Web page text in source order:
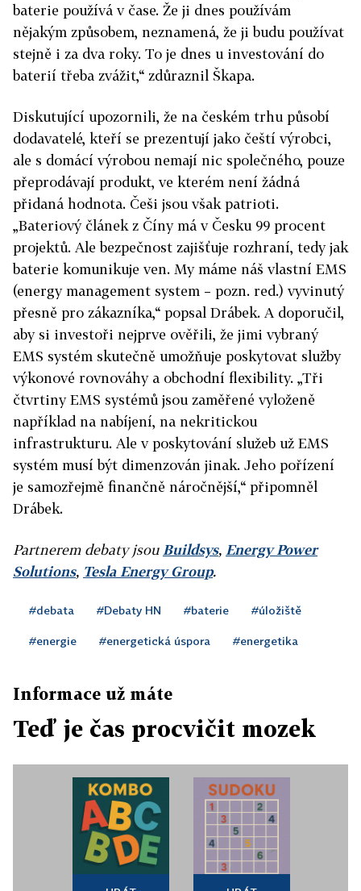
baterie používá v čase. Že ji dnes používám
nějakým způsobem, neznamená, že ji budu používat
stejně i za dva roky. To je dnes u investování do
baterií třeba zvážit,“ zdůraznil Škapa.
Diskutující upozornili, že na českém trhu působí
dodavatelé, kteří se prezentují jako čeští výrobci,
ale s domácí výrobou nemají nic společného, pouze
přeprodávají produkt, ve kterém není žádná
přidaná hodnota. Češi jsou však patrioti.
„Bateriový článek z Číny má v Česku 99 procent
projektů. Ale bezpečnost zajišťuje rozhraní, tedy jak
baterie komunikuje ven. My máme náš vlastní EMS
(energy management system – pozn. red.) vyvinutý
přesně pro zákazníka,“ popsal Drábek. A doporučil,
aby si investoři nejprve ověřili, že jimi vybraný
EMS systém skutečně umožňuje poskytovat služby
výkonové rovnováhy a obchodní flexibility. „Tři
čtvrtiny EMS systémů jsou zaměřené vyloženě
například na nabíjení, na nekritickou
infrastrukturu. Ale v poskytování služeb už EMS
systém musí být dimenzován jinak. Jeho pořízení
je samozřejmě finančně náročnější,“ připomněl
Drábek.
Partnerem debaty jsou Buildsys, Energy Power
Solutions, Tesla Energy Group.
#debata #Debaty HN #baterie #úložiště
#energie #energetická úspora #energetika
Informace už máte
Teď je čas procvičit mozek